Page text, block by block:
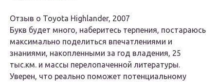
Отзыв о Toyota Highlander, 2007
Букв будет много, наберитесь терпения, постараюсь
максимально поделиться впечатлениями и
знаниями, накопленными за год владения, 25
тыс.км. и массы перелопаченной литературы.
Уверен, что реально поможет потенциальному